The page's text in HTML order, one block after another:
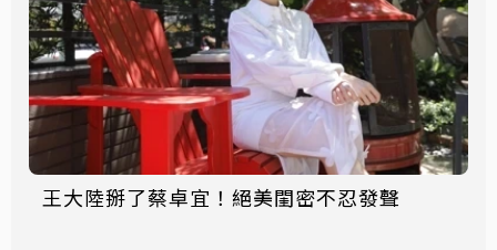
王大陸掰了蔡卓宜！絕美閨密不忍發聲